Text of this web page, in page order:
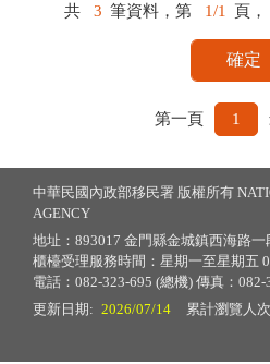
共 3 筆資料，第 1/1 頁，
第一頁 1
中華民國內政部移民署 版權所有
AGENCY
地址：893017 金門縣金城鎮西海路一
櫃檯受理服務時間：星期一至星期五
電話：082-323-695 (總機) 傳真：082-
更新日期: 2026/07/14 累計瀏覽人